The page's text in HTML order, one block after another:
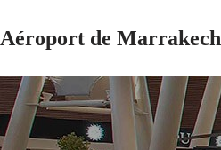
Aéroport de Marrakech